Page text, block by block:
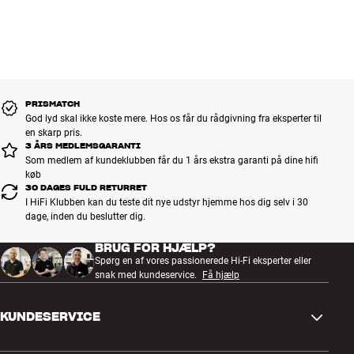
PRISMATCH
God lyd skal ikke koste mere. Hos os får du rådgivning fra eksperter til
en skarp pris.
3 ÅRS MEDLEMSGARANTI
Som medlem af kundeklubben får du 1 års ekstra garanti på dine hifi
køb
30 DAGES FULD RETURRET
I HiFi Klubben kan du teste dit nye udstyr hjemme hos dig selv i 30
dage, inden du beslutter dig.
BRUG FOR HJÆLP?
Spørg en af vores passionerede Hi-Fi eksperter eller
snak med kundeservice.
Få hjælp
KUNDESERVICE